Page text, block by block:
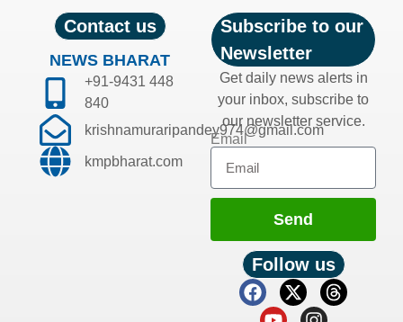
Contact us
NEWS BHARAT
+91-9431 448
840
krishnamuraripandey974@gmail.com
kmpbharat.com
Subscribe to our
Newsletter
Get daily news alerts in
your inbox, subscribe to
our newsletter service.
Email
Send
Follow us